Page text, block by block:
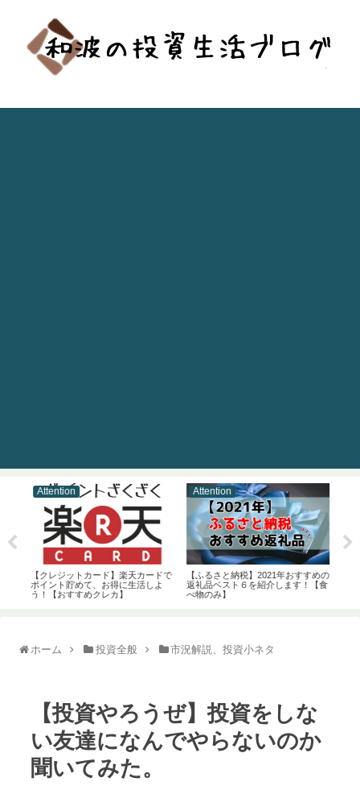
Attention
【クレジットカード】楽天カードで
ポイント貯めて、お得に生活しよ
う！【おすすめクレカ】
Attention
【ふるさと納税】2021年おすすめの
返礼品ベスト６を紹介します！【食
べ物のみ】
ホーム 投資全般 市況解説、投資小ネタ
【投資やろうぜ】投資をしな
い友達になんでやらないのか
聞いてみた。